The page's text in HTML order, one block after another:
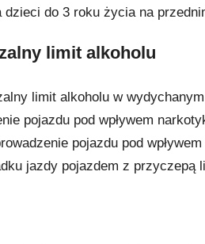
dzieci do 3 roku życia na
limit alkoholu
limit alkoholu w
pojazdu pod wpływem
pojazdu pod
jazdy pojazdem z przyczepą